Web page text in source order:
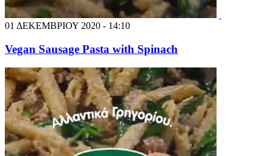
01 ΔΕΚΕΜΒΡΙΟΥ 2020 - 14:10
Vegan Sausage Pasta with Spinach